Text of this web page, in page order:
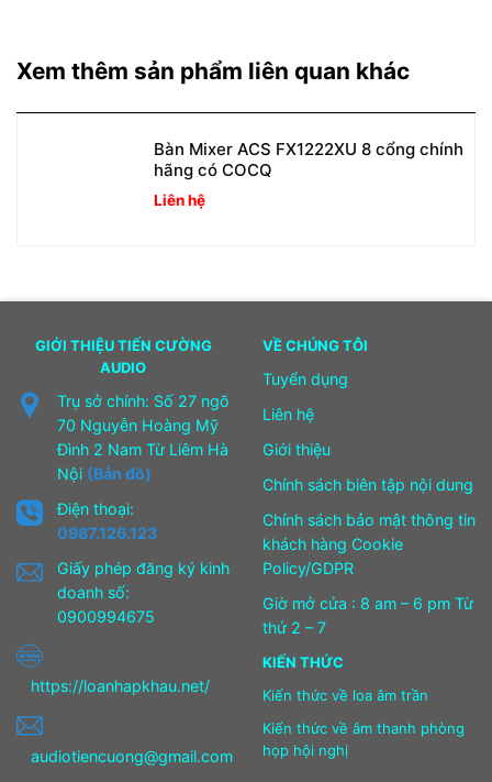
Xem thêm sản phẩm liên quan khác
Bàn Mixer ACS FX1222XU 8 cổng chính
hãng có COCQ
Liên hệ
GIỚI THIỆU TIẾN CƯỜNG
AUDIO
Trụ sở chính: Số 27 ngõ
70 Nguyễn Hoàng Mỹ
Đình 2 Nam Từ Liêm Hà
Nội (Bản đồ)
Điện thoại:
0987.126.123
Giấy phép đăng ký kinh
doanh số:
0900994675
https://loanhapkhau.net/
audiotiencuong@gmail.com
VỀ CHÚNG TÔI
Tuyển dụng
Liên hệ
Giới thiệu
Chính sách biên tập nội dung
Chính sách bảo mật thông tin
khách hàng Cookie
Policy/GDPR
Giờ mở cửa : 8 am – 6 pm Từ
thứ 2 – 7
KIẾN THỨC
Kiến thức về loa âm trần
Kiến thức về âm thanh phòng
họp hội nghị